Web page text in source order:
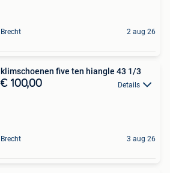
Brecht 2 aug 26
klimschoenen five ten hiangle 43 1/3
€ 100,00 Details
Brecht 3 aug 26